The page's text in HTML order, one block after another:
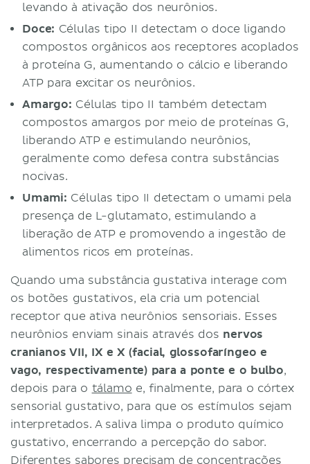
levando à ativação dos neurônios.
Doce: Células tipo II detectam o doce ligando
compostos orgânicos aos receptores acoplados
à proteína G, aumentando o cálcio e liberando
ATP para excitar os neurônios.
Amargo: Células tipo II também detectam
compostos amargos por meio de proteínas G,
liberando ATP e estimulando neurônios,
geralmente como defesa contra substâncias
nocivas.
Umami: Células tipo II detectam o umami pela
presença de L-glutamato, estimulando a
liberação de ATP e promovendo a ingestão de
alimentos ricos em proteínas.
Quando uma substância gustativa interage com
os botões gustativos, ela cria um potencial
receptor que ativa neurônios sensoriais. Esses
neurônios enviam sinais através dos nervos
cranianos VII, IX e X (facial, glossofaríngeo e
vago, respectivamente) para a ponte e o bulbo,
depois para o tálamo e, finalmente, para o córtex
sensorial gustativo, para que os estímulos sejam
interpretados. A saliva limpa o produto químico
gustativo, encerrando a percepção do sabor.
Diferentes sabores precisam de concentrações